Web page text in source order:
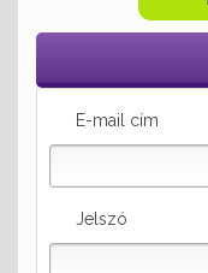
E-mail cím
Jelszó